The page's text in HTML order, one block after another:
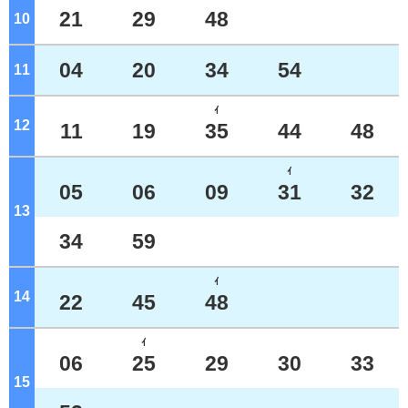
10 21 29 48
11 04 20 34 54
12 11 19
ｲ
35 44 48
13
05 06 09
ｲ
31 32
34 59
14 22 45
ｲ
48
15
06
ｲ
25 29 30 33